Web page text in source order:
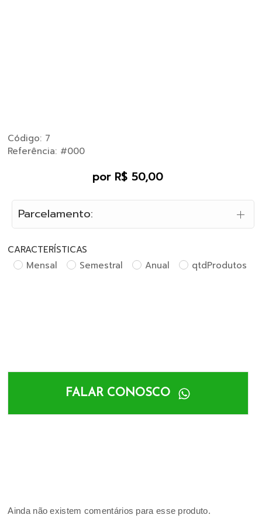
Código: 7
Referência: #000
por R$ 50,00
Parcelamento:
CARACTERÍSTICAS
Mensal
Semestral Anual qtdProdutos
FALAR CONOSCO
Ainda não existem comentários para esse produto.